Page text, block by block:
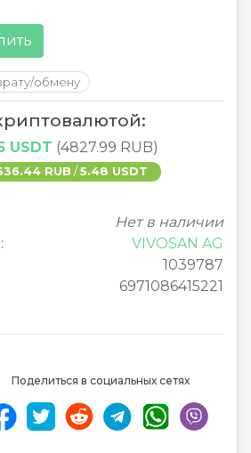
обмену
USDT (4827.99 RUB)
RUB /5.48 USDT
Нет в наличии
VIVOSAN AG
1039787
6971086415221
Поделиться в социальных сетях